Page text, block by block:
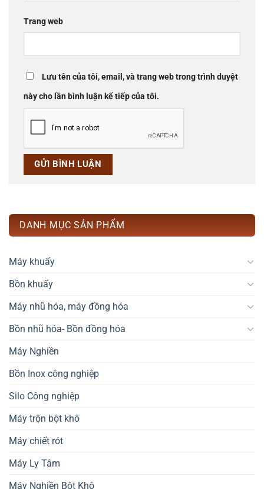
Trang web
Lưu tên của tôi, email, và trang web trong trình duyệt
này cho lần bình luận kế tiếp của tôi.
DANH MỤC SẢN PHẨM
Máy khuấy
Bồn khuấy
Máy nhũ hóa, máy đồng hóa
Bồn nhũ hóa- Bồn đồng hóa
Máy Nghiền
Bồn Inox công nghiệp
Silo Công nghiệp
Máy trộn bột khô
Máy chiết rót
Máy Ly Tâm
Máy Nghiền Bột Khô